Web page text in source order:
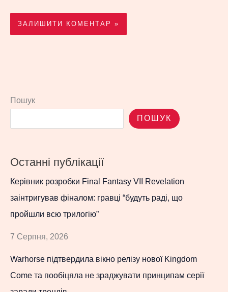
Пошук
ПОШУК
Останні публікації
Керівник розробки Final Fantasy VII Revelation
заінтригував фіналом: гравці “будуть раді, що
пройшли всю трилогію”
7 Серпня, 2026
Warhorse підтвердила вікно релізу нової Kingdom
Come та пообіцяла не зраджувати принципам серії